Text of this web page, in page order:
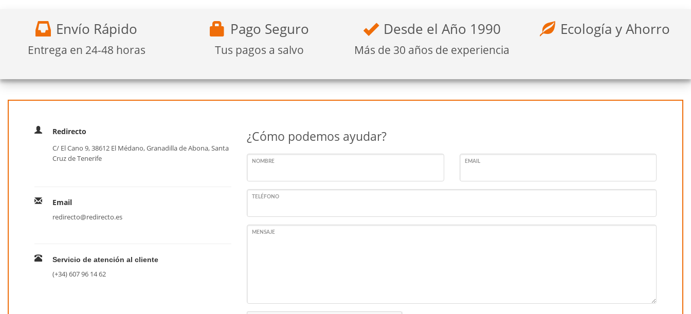
Envío Rápido
Entrega en 24-48 horas
Pago Seguro
Tus pagos a salvo
Desde el Año 1990
Más de 30 años de experiencia
Ecología y Ahorro
Redirecto
C/ El Cano 9, 38612 El Médano, Granadilla de Abona, Santa
Cruz de Tenerife
Email
redirecto@redirecto.es
Servicio de atención al cliente
(+34) 607 96 14 62
¿Cómo podemos ayudar?
NOMBRE EMAIL
TELÉFONO
MENSAJE